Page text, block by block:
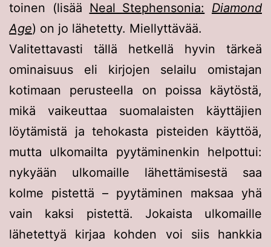
toinen (lisää Neal Stephensonia:
Diamond
Age) on jo lähetetty. Miellyttävää.
Valitettavasti tällä hetkellä hyvin tärkeä
ominaisuus eli kirjojen selailu omistajan
kotimaan perusteella on poissa käytöstä,
mikä vaikeuttaa suomalaisten käyttäjien
löytämistä ja tehokasta pisteiden käyttöä,
mutta ulkomailta pyytäminenkin helpottui:
nykyään ulkomaille lähettämisestä saa
kolme pistettä – pyytäminen maksaa yhä
vain kaksi pistettä. Jokaista ulkomaille
lähetettyä kirjaa kohden voi siis hankkia